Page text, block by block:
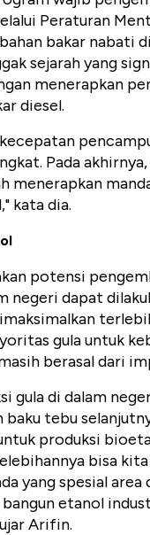
Peraturan
bakar nabati
sejarah yang
menerapkan
diesel.
Pada
menerapkan
kata dia.
potensi
negeri dapat
gula untuk
berasal dari
gula di dalam
baku tebu
produksi
bisa
yang spesial
etanol
Arifin.